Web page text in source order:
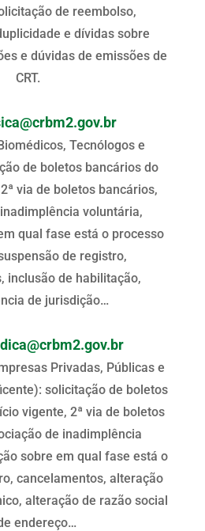
de reembolso,
e dívidas sobre
e dúvidas de emissões de
CRT.
Tecnólogos e
de boletos bancários do
via de boletos bancários,
voluntária,
qual fase está o processo
de registro,
inclusão de habilitação,
de jurisdição…
Privadas, Públicas e
solicitação de boletos
vigente, 2ª via de boletos
de inadimplência
sobre em qual fase está o
cancelamentos, alteração
alteração de razão social
endereço…